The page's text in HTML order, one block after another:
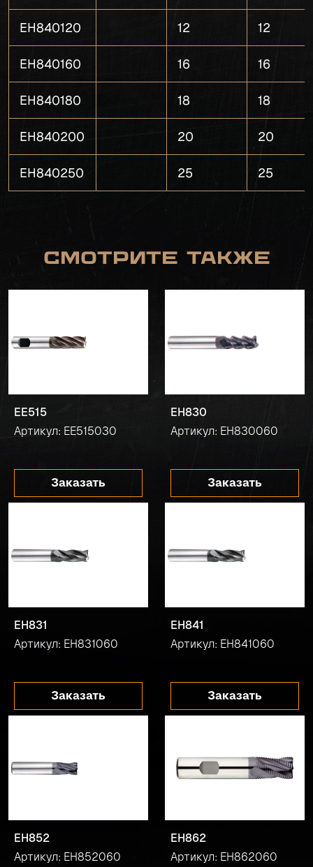
EH840120 12 12
EH840160 16 16
EH840180 18 18
EH840200 20 20
EH840250 25 25
Смотрите также
EE515
Артикул: EE515030
Заказать
EH830
Артикул: EH830060
Заказать
EH831
Артикул: EH831060
Заказать
EH841
Артикул: EH841060
Заказать
EH852
Артикул: EH852060
EH862
Артикул: EH862060